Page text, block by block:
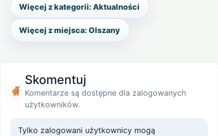
Więcej z kategorii: Aktualności
Więcej z miejsca: Olszany
Skomentuj
Komentarze są dostępne dla zalogowanych
użytkowników.
Tylko zalogowani użytkownicy mogą